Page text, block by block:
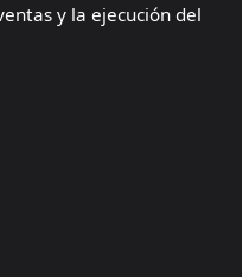
y la ejecución del